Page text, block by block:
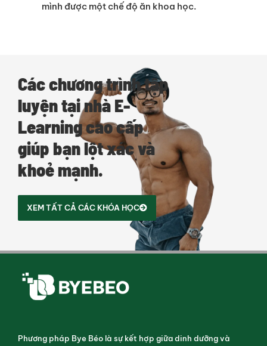
mình được một chế độ ăn khoa học.
Các chương trình tập
luyện tại nhà E-
Learning cao cấp
giúp bạn lột xác và
khoẻ mạnh.
XEM TẤT CẢ CÁC KHÓA HỌC
Phương pháp Bye Béo là sự kết hợp giữa dinh dưỡng và